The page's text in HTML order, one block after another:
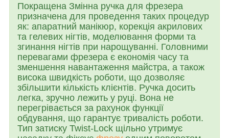
Покращена Змінна ручка для фрезера
призначена для проведення таких процедур
як: апаратний манікюр, корекція акрилових
та гелевих нігтів, моделювання форми та
згинання нігтів при нарощуванні. Головними
перевагами фрезера є економія часу та
зменшення навантаження майстра, а також
висока швидкість роботи, що дозволяє
збільшити кількість клієнтів. Ручка досить
легка, зручно лежить у руці. Вона не
перегрівається за рахунок функції
обдування, що гарантує тривалість роботи.
Тип затиску Twist-Lock щільно утримує